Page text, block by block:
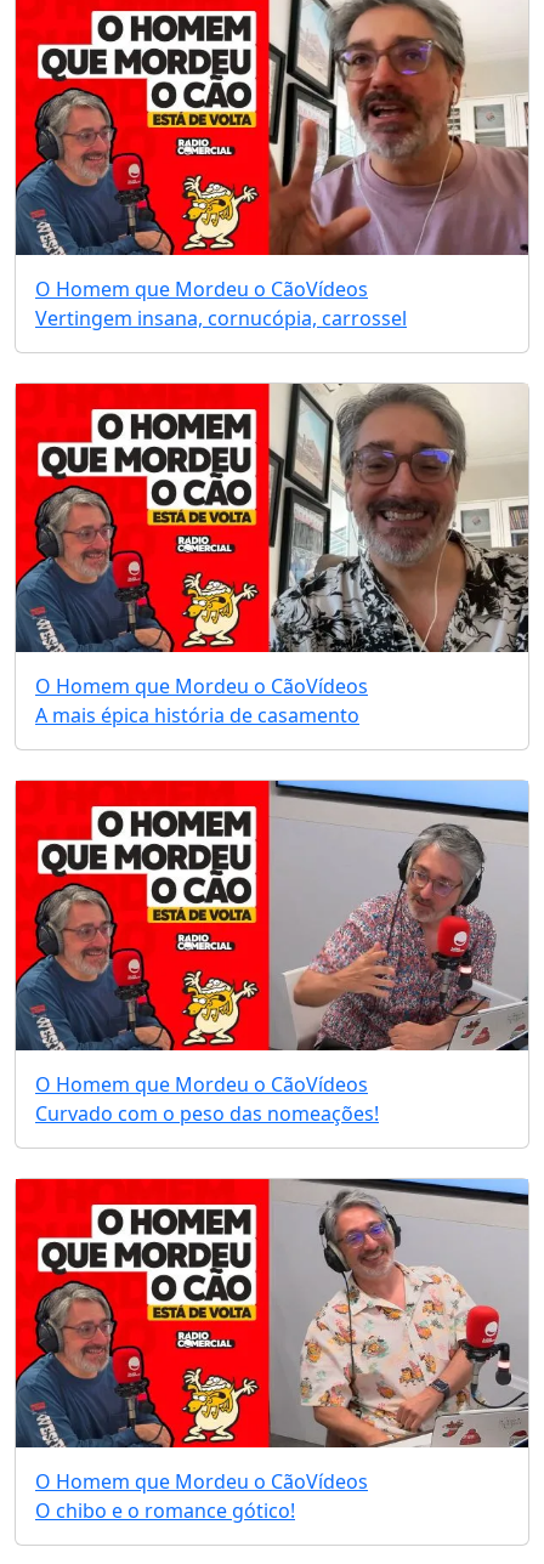
O Homem que Mordeu o CãoVídeos
Vertingem insana, cornucópia, carrossel
O Homem que Mordeu o CãoVídeos
A mais épica história de casamento
O Homem que Mordeu o CãoVídeos
Curvado com o peso das nomeações!
O Homem que Mordeu o CãoVídeos
O chibo e o romance gótico!